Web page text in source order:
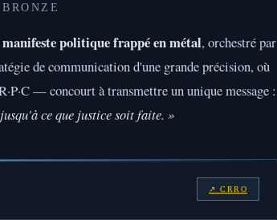
manifeste politique frappé en métal, orchestré par
de communication d'une grande précision, où
— concourt à transmettre un unique message :
ce que justice soit faite. »
↗ CRRO